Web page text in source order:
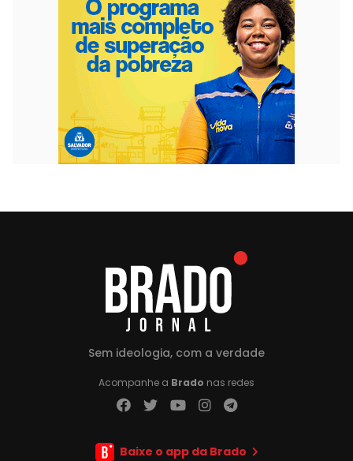
Sem ideologia, com a verdade
Acompanhe a Brado nas redes
Baixe o app da Brado